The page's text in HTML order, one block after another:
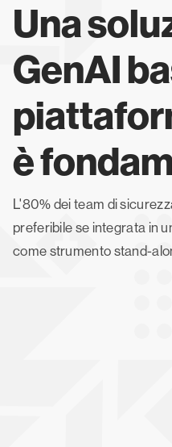
Una
GenAI
è
L'80% dei team di
preferibile se integrata in
come strumento stand-